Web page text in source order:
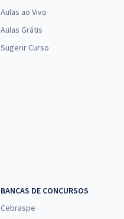
Aulas ao Vivo
Aulas Grátis
Sugerir Curso
BANCAS DE CONCURSOS
Cebraspe